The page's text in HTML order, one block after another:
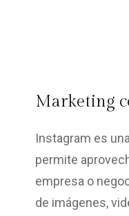
Marketing
Instagram es
permite
empresa o
de imágenes,